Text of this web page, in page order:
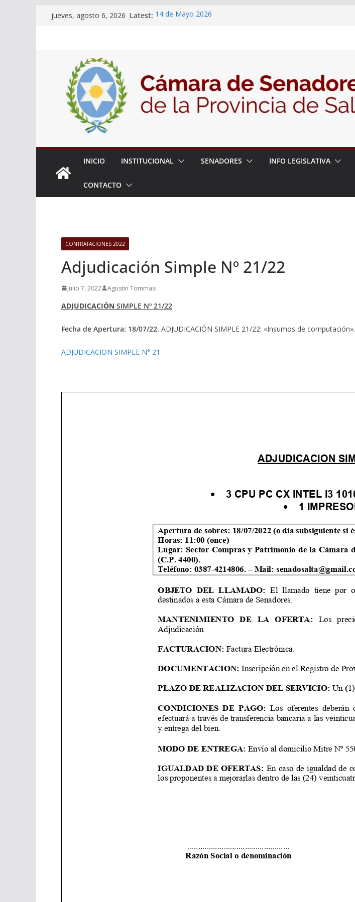
jueves, agosto 6, 2026 Latest: 14 de Mayo 2026
Adjudicacion Simple N° 27/26
INICIO INSTITUCIONAL SENADORES INFO LEGISLATIVA
CONTACTO
CONTRATACIONES 2022
Adjudicación Simple Nº 21/22
julio 7, 2022 Agustin Tommasi
ADJUDICACIÓN SIMPLE Nº 21/22
Fecha de Apertura: 18/07/22. ADJUDICACIÓN SIMPLE 21/22: «Insumos de computación».
ADJUDICACION SIMPLE N° 21